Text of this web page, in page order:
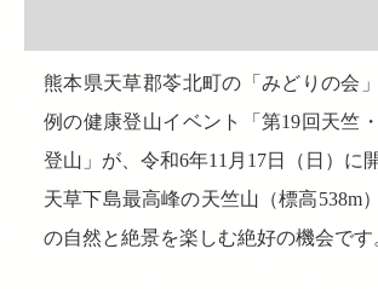
熊本県天草郡苓北町の「みどりの会
例の健康登山イベント「第19回天竺
登山」が、令和6年11月17日（日）に
天草下島最高峰の天竺山（標高538m
の自然と絶景を楽しむ絶好の機会です